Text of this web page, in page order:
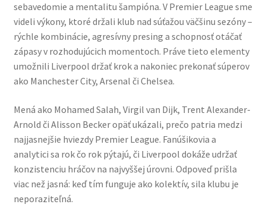
sebavedomie a mentalitu šampióna. V Premier League sme
videli výkony, ktoré držali klub nad súťažou väčšinu sezóny –
rýchle kombinácie, agresívny presing a schopnosť otáčať
zápasy v rozhodujúcich momentoch. Práve tieto elementy
umožnili Liverpool držať krok a nakoniec prekonať súperov
ako Manchester City, Arsenal či Chelsea.
Mená ako Mohamed Salah, Virgil van Dijk, Trent Alexander-
Arnold či Alisson Becker opäť ukázali, prečo patria medzi
najjasnejšie hviezdy Premier League. Fanúšikovia a
analytici sa rok čo rok pýtajú, či Liverpool dokáže udržať
konzistenciu hráčov na najvyššej úrovni. Odpoveď prišla
viac než jasná: keď tím funguje ako kolektív, sila klubu je
neporaziteľná.